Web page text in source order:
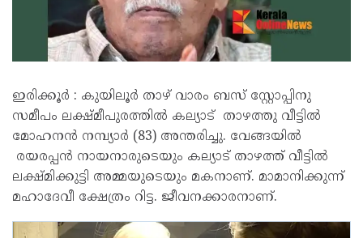
ഇരിക്കൂർ : കുയിലൂർ താഴ് വാരം ബസ് സ്റ്റോപ്പിനു
സമീപം ലക്ഷ്മീപുരത്തിൽ കല്യാട് താഴത്തു വീട്ടിൽ
മോഹനൻ നമ്പ്യാർ (83) അന്തരിച്ചു. വേങ്ങയിൽ
രയരപ്പൻ നായനാരുടെയും കല്യാട് താഴത്ത് വീട്ടിൽ
ലക്ഷ്മിക്കുട്ടി അമ്മയുടെയും മകനാണ്. മാമാനിക്കുന്ന്
മഹാദേവീ ക്ഷേത്രം റിട്ട. ജീവനക്കാരനാണ്.